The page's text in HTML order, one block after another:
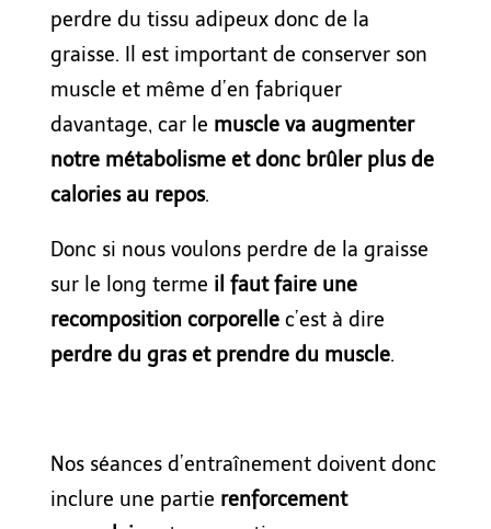
perdre du tissu adipeux donc de la
graisse. Il est important de conserver son
muscle et même d’en fabriquer
davantage, car le muscle va augmenter
notre métabolisme et donc brûler plus de
calories au repos.
Donc si nous voulons perdre de la graisse
sur le long terme il faut faire une
recomposition corporelle c’est à dire
perdre du gras et prendre du muscle.
Nos séances d’entraînement doivent donc
inclure une partie renforcement